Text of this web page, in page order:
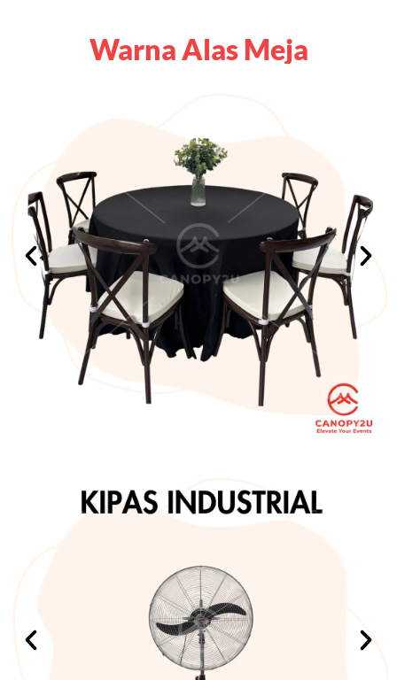
Warna Alas Meja